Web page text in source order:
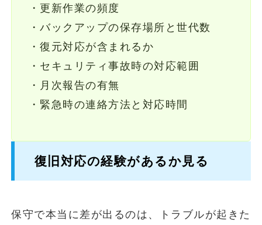
・更新作業の頻度
・バックアップの保存場所と世代数
・復元対応が含まれるか
・セキュリティ事故時の対応範囲
・月次報告の有無
・緊急時の連絡方法と対応時間
復旧対応の経験があるか見る
保守で本当に差が出るのは、トラブルが起きた